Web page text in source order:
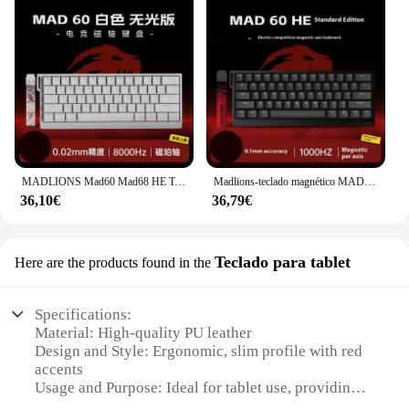
MADLIONS Mad60 Mad68 HE Teclado mecánico con cable interruptor magnético Madcatz Mad60he teclado de juego teclado de disparo rápido personalizado
36,10€
Madlions-teclado magnético MAD60/68 HE, Conmutador mecánico de 61/68 teclas con cable para juegos de oficina, regalo personalizado
36,79€
Here are the products found in the Teclado para tablet
Specifications:
Material: High-quality PU leather
Design and Style: Ergonomic, slim profile with red
accents
Usage and Purpose: Ideal for tablet use, providing a